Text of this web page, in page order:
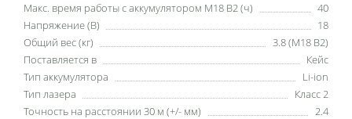
Макс. время работы с аккумулятором М18 В2 (ч)
40
Напряжение (В)
18
Общий вес (кг)
3.8 (M18 B2)
Поставляется в
Кейс
Тип аккумулятора
Li-ion
Тип лазера
Класс 2
Точность на расстоянии 30 м (+/- мм)
2.4